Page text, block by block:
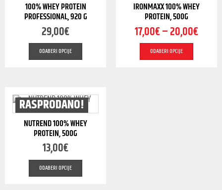
100% WHEY PROTEIN
PROFESSIONAL, 920 G
29,00€
ODABERI OPCIJE
IRONMAXX 100% WHEY
PROTEIN, 500G
17,00€–20,00€
ODABERI OPCIJE
RASPRODANO!
NUTREND 100% WHEY
PROTEIN, 500G
13,00€
ODABERI OPCIJE